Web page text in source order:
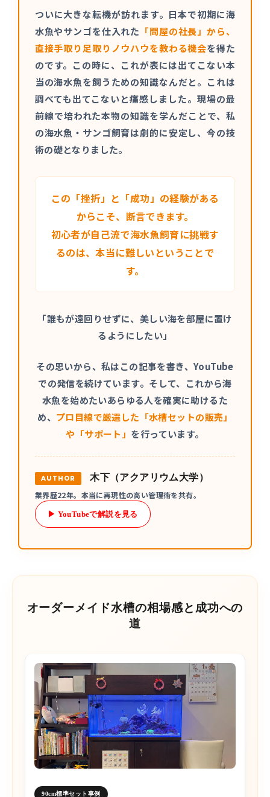
ついに大きな転機が訪れます。日本で初期に海
水魚やサンゴを仕入れた 「問屋の社長」から、
直接手取り足取りノウハウを教わる機会を得た
のです。この時に、これが表には出てこない本
当の海水魚を飼うための知識なんだと。これは
調べても出てこないと痛感しました。現場の最
前線で培われた本物の知識を学んだことで、私
の海水魚・サンゴ飼育は劇的に安定し、今の技
術の礎となりました。
この「挫折」と「成功」の経験がある
からこそ、断言できます。
初心者が自己流で海水魚飼育に挑戦す
るのは、本当に難しいということで
す。
「誰もが遠回りせずに、美しい海を部屋に置け
るようにしたい」
その思いから、私はこの記事を書き、YouTube
での発信を続けています。そして、これから海
水魚を始めたいあらゆる人を確実に助けるた
め、 プロ目線で厳選した「水槽セットの販売」
や「サポート」 を行っています。
AUTHOR
木下（アクアリウム大学）
業界歴22年。本当に再現性の高い管理術を共有。
▶ YouTubeで解説を見る
オーダーメイド水槽の相場感と成功への
道
90cm標準セット事例